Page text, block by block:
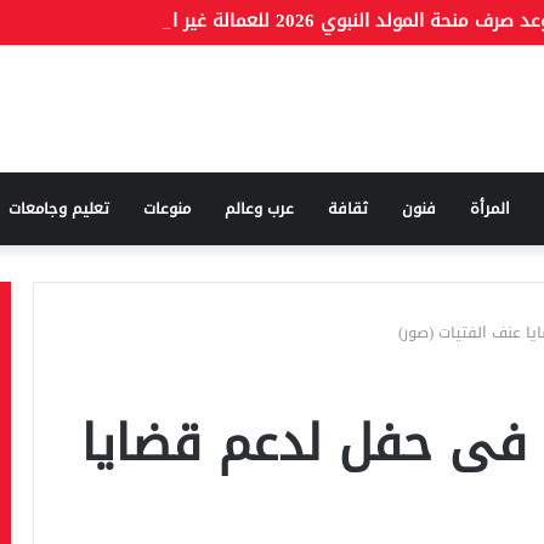
المرأة فنون ثقافة عرب وعالم منوعات تعليم وجامعات
عنف الفتيات (صور)
فى حفل لدعم قضايا